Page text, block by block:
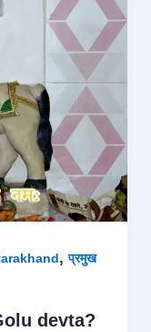
,प्रमुख
devta?